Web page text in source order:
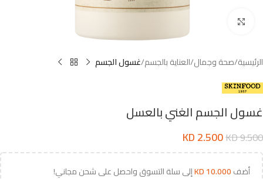
الرئيسية صحة وجمال العناية بالجسم غسول الجسم
غسول الجسم الغني بالعسل
KD9.500
KD2.500
أضف KD10.000 إلى سلة التسوق واحصل على شحن مجاني!